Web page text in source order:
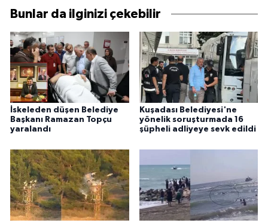
Bunlar da ilginizi çekebilir
İskeleden düşen Belediye
Başkanı Ramazan Topçu
yaralandı
Kuşadası Belediyesi'ne
yönelik soruşturmada 16
şüpheli adliyeye sevk edildi